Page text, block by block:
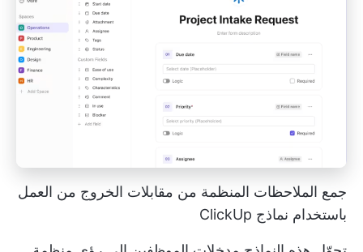
جمع الملاحظات المنظمة من مقابلات الخروج من العمل
باستخدام نماذج ClickUp